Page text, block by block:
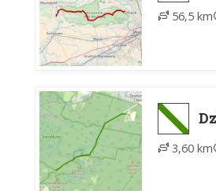
56,5 km
3,60 km